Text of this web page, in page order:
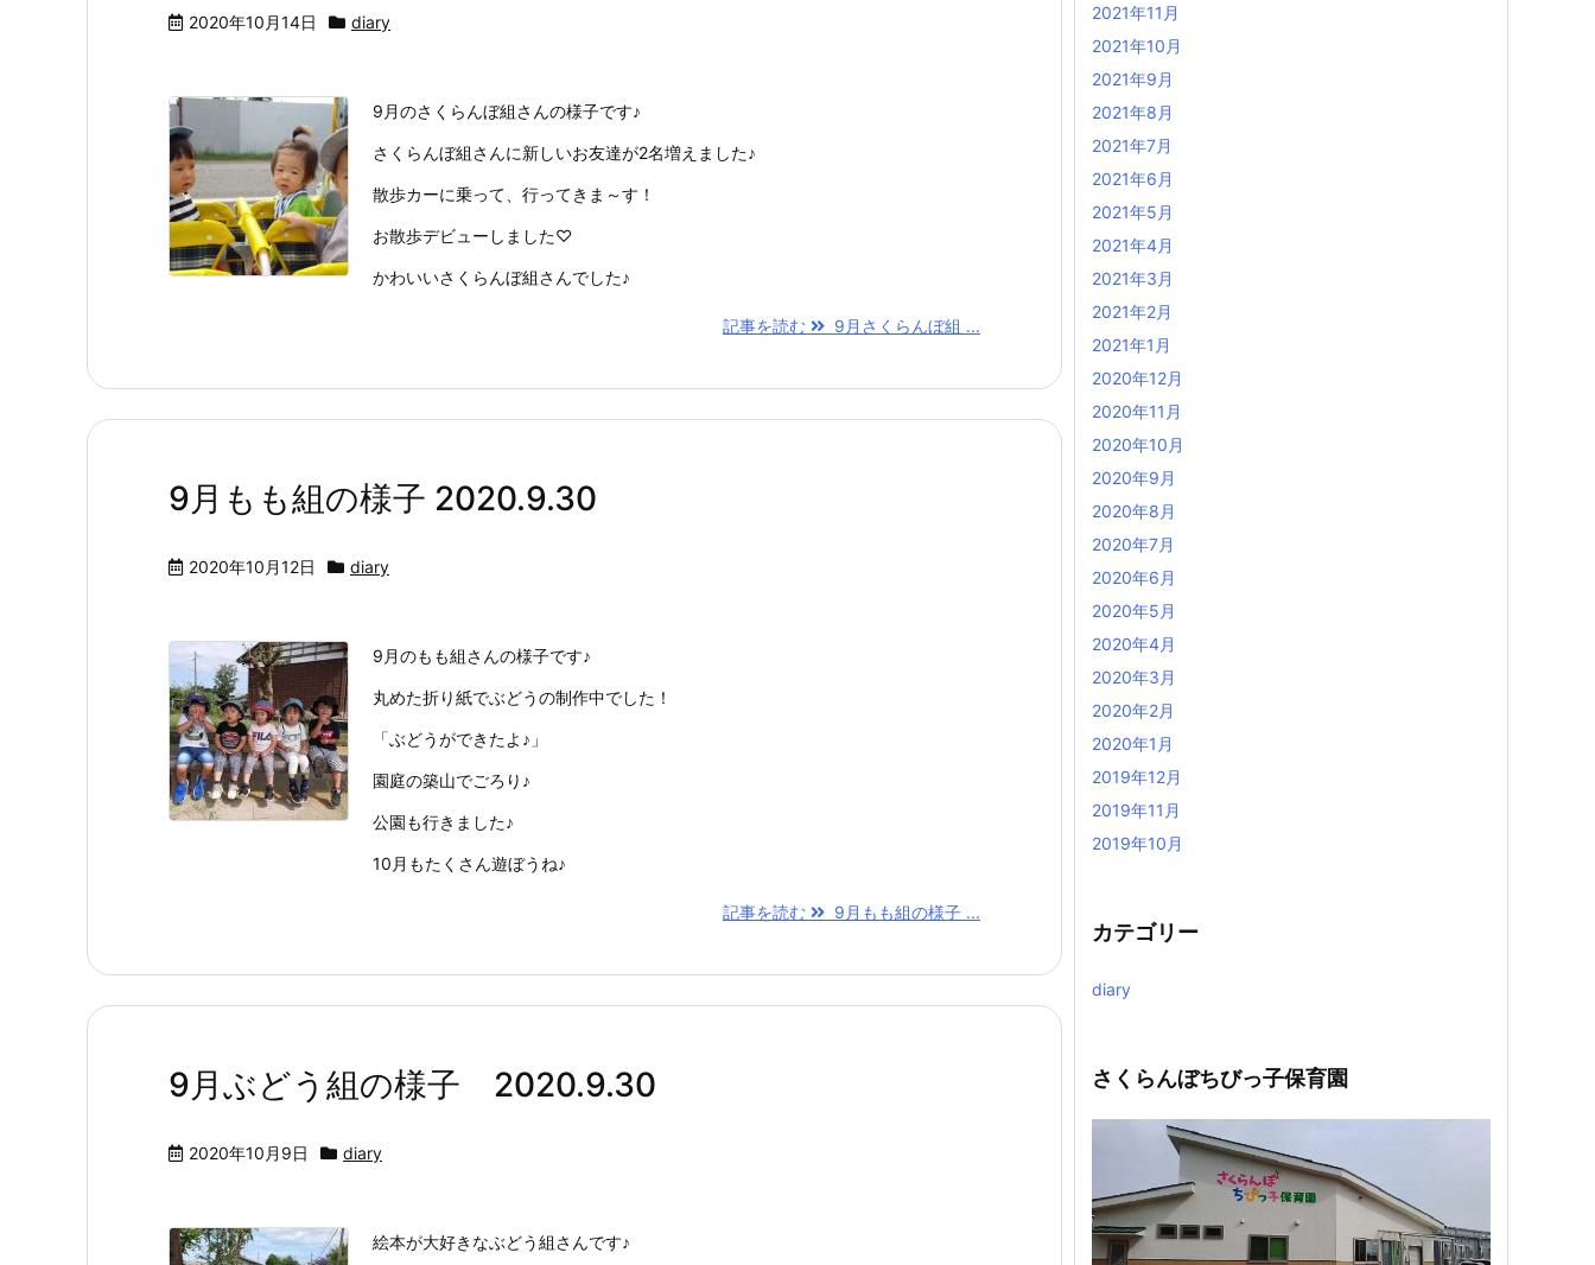
2020年10月14日 diary
9月のさくらんぼ組さんの様子です♪
さくらんぼ組さんに新しいお友達が2名増えました♪
散歩カーに乗って、行ってきま～す！
お散歩デビューしました♡
かわいいさくらんぼ組さんでした♪
記事を読む 9月さくらんぼ組 ...
9月もも組の様子 2020.9.30
2020年10月12日 diary
9月のもも組さんの様子です♪
丸めた折り紙でぶどうの制作中でした！
「ぶどうができたよ♪」
園庭の築山でごろり♪
公園も行きました♪
10月もたくさん遊ぼうね♪
記事を読む 9月もも組の様子 ...
9月ぶどう組の様子 2020.9.30
2020年10月9日 diary
絵本が大好きなぶどう組さんです♪
2021年11月
2021年10月
2021年9月
2021年8月
2021年7月
2021年6月
2021年5月
2021年4月
2021年3月
2021年2月
2021年1月
2020年12月
2020年11月
2020年10月
2020年9月
2020年8月
2020年7月
2020年6月
2020年5月
2020年4月
2020年3月
2020年2月
2020年1月
2019年12月
2019年11月
2019年10月
カテゴリー
diary
さくらんぼちびっ子保育園